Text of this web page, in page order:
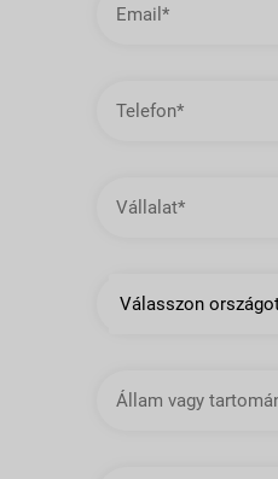
mail
cím
vagy
tartomány